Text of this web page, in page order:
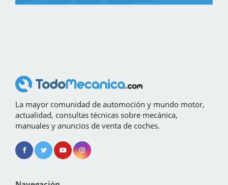
La mayor comunidad de automoción y mundo motor,
actualidad, consultas técnicas sobre mecánica,
manuales y anuncios de venta de coches.